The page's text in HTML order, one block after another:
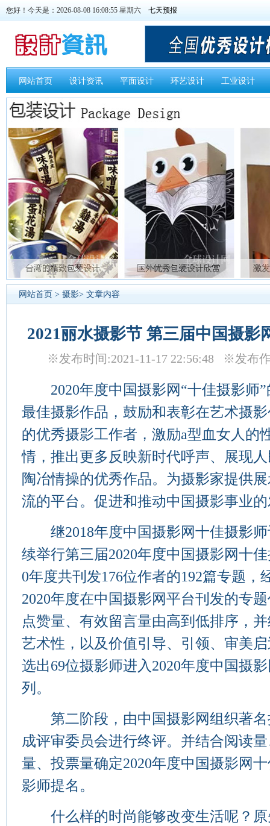
您好！今天是：2026-08-08 16:08:56 星期六
网站首页 设计资讯 平面设计 环艺设计 工业设计
网站首页 > 摄影> 文章内容
2021丽水摄影节 第三届中国摄影
※发布时间:2021-11-17 22:56:48 ※发
2020年度中国摄影网“十佳摄影师”
最佳摄影作品，鼓励和表彰在艺术摄
的优秀摄影工作者，激励a型血女人的
情，推出更多反映新时代呼声、展现
陶冶情操的优秀作品。为摄影家提供
流的平台。促进和推动中国摄影事业
继2018年度中国摄影网十佳摄影师
续举行第三届2020年度中国摄影网十
0年度共刊发176位作者的192篇专题，
2020年度在中国摄影网平台刊发的专
点赞量、有效留言量由高到低排序，
艺术性，以及价值引导、引领、审美
选出69位摄影师进入2020年度中国摄
列。
第二阶段，由中国摄影网组织著名
成评审委员会进行终评。并结合阅读
量、投票量确定2020年度中国摄影网
影师提名。
什么样的时尚能够改变生活呢？原